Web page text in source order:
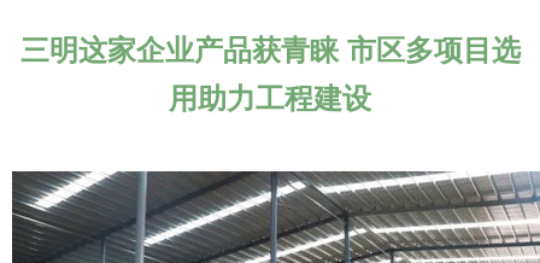
三明这家企业产品获青睐 市区多项目选
用助力工程建设